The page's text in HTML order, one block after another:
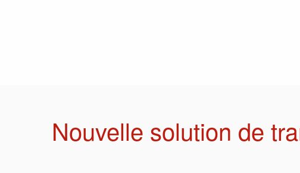
Nouvelle solution de